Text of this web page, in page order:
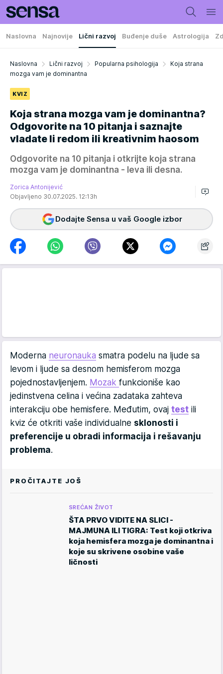
Naslovna Najnovije Lični razvoj Buđenje duše Astrologija
Naslovna Lični razvoj Popularna psihologija
Koja strana
mozga vam je dominantna
KVIZ
Koja strana mozga vam je dominantna?
Odgovorite na 10 pitanja i saznajte
vladate li redom ili kreativnim haosom
Odgovorite na 10 pitanja i otkrijte koja strana
mozga vam je dominantna - leva ili desna.
Zorica Antonijević
Objavljeno 30.07.2025. 12:13h
Dodajte Sensa u vaš Google izbor
Moderna neuronauka smatra podelu na ljude sa
levom i ljude sa desnom hemisferom mozga
pojednostavljenjem. Mozak funkcioniše kao
jedinstvena celina i većina zadataka zahteva
interakciju obe hemisfere. Međutim, ovaj test ili
kviz će otkriti vaše individualne sklonosti i
preferencije u obradi informacija i rešavanju
problema.
PROČITAJTE JOŠ
SREĆAN ŽIVOT
ŠTA PRVO VIDITE NA SLICI -
MAJMUNA ILI TIGRA: Test koji otkriva
koja hemisfera mozga je dominantna i
koje su skrivene osobine vaše
ličnosti